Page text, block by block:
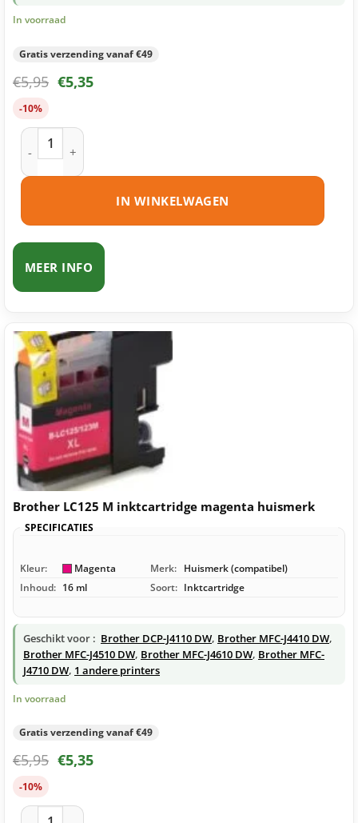
In voorraad
Gratis verzending vanaf €49
€5,95 €5,35
-10%
Brother LC125 C inktcartridge cyaan huismerk aantal
IN WINKELWAGEN
MEER INFO
Brother LC125 M inktcartridge magenta huismerk
SPECIFICATIES
Kleur: Magenta Merk: Huismerk (compatibel)
Inhoud: 16 ml Soort: Inktcartridge
Geschikt voor : Brother DCP-J4110 DW, Brother MFC-J4410 DW,
Brother MFC-J4510 DW, Brother MFC-J4610 DW, Brother MFC-
J4710 DW, 1 andere printers
In voorraad
Gratis verzending vanaf €49
€5,95 €5,35
-10%
Brother LC125 M inktcartridge magenta huismerk aantal